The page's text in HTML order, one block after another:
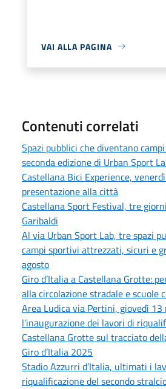
VAI ALLA PAGINA
Contenuti correlati
Spazi pubblici che diventano
seconda edizione di Urban Sport
Castellana Bici Experience,
presentazione alla città
Castellana Sport Festival, tre
Garibaldi
Al via Urban Sport Lab, tre spazi
campi sportivi attrezzati, sicuri e
agosto
Giro d’Italia a Castellana Grotte:
alla circolazione stradale e scuole
Area Ludica via Pertini, giovedì 13
l’inaugurazione dei lavori di
Castellana Grotte sul tracciato
Giro d’Italia 2025
Stadio Azzurri d’Italia, ultimati i
riqualificazione del secondo